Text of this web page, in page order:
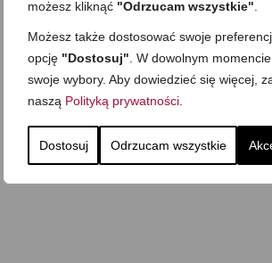
możesz kliknąć "Odrzucam wszystkie"
Możesz także dostosować swoje
opcję "Dostosuj" . W dowolnym
swoje wybory. Aby dowiedzieć się więcej,
naszą Polityką prywatności
Dostosuj Odrzucam wszystkie